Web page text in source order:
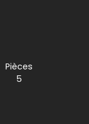
Pièces
5